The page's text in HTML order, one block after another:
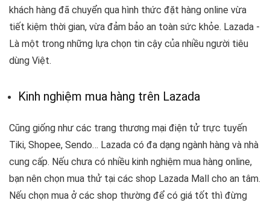
khách hàng đã chuyển qua hình thức đặt hàng online vừa
tiết kiệm thời gian, vừa đảm bảo an toàn sức khỏe. Lazada -
Là một trong những lựa chọn tin cậy của nhiều người tiêu
dùng Việt.
Kinh nghiệm mua hàng trên Lazada
Cũng giống như các trang thương mại điện tử trực tuyến
Tiki, Shopee, Sendo… Lazada có đa dạng ngành hàng và nhà
cung cấp. Nếu chưa có nhiều kinh nghiệm mua hàng online,
bạn nên chọn mua thử tại các shop Lazada Mall cho an tâm.
Nếu chọn mua ở các shop thường để có giá tốt thì đừng